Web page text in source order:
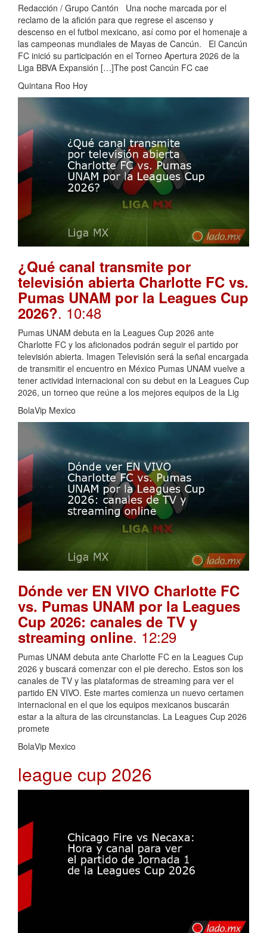
Redacción / Grupo Cantón Una noche marcada por el
reclamo de la afición para que regrese el ascenso y
descenso en el futbol mexicano, así como por el homenaje a
las campeonas mundiales de Mayas de Cancún. El Cancún
FC inició su participación en el Torneo Apertura 2026 de la
Liga BBVA Expansión […]The post Cancún FC cae
Quintana Roo Hoy
¿Qué canal transmite por
televisión abierta Charlotte FC vs.
Pumas UNAM por la Leagues Cup
2026?. 10:48
Pumas UNAM debuta en la Leagues Cup 2026 ante
Charlotte FC y los aficionados podrán seguir el partido por
televisión abierta. Imagen Televisión será la señal encargada
de transmitir el encuentro en México Pumas UNAM vuelve a
tener actividad internacional con su debut en la Leagues Cup
2026, un torneo que reúne a los mejores equipos de la Lig
BolaVip Mexico
Dónde ver EN VIVO Charlotte FC
vs. Pumas UNAM por la Leagues
Cup 2026: canales de TV y
streaming online. 12:29
Pumas UNAM debuta ante Charlotte FC en la Leagues Cup
2026 y buscará comenzar con el pie derecho. Estos son los
canales de TV y las plataformas de streaming para ver el
partido EN VIVO. Este martes comienza un nuevo certamen
internacional en el que los equipos mexicanos buscarán
estar a la altura de las circunstancias. La Leagues Cup 2026
promete
BolaVip Mexico
league cup 2026